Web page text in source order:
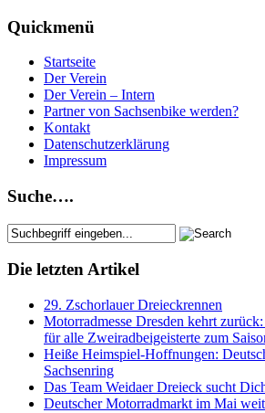
Quickmenü
Startseite
Der Verein
Der Verein – Intern
Partner von Sachsenbike werden?
Kontakt
Datenschutzerklärung
Impressum
Suche….
Die letzten Artikel
29. Zschorlauer Dreieckrennen
Motorradmesse Dresden kehrt
für alle Zweiradbeigeisterte zum
Heiße Heimspiel-Hoffnungen:
Sachsenring
Das Team Weidaer Dreieck sucht
Deutscher Motorradmarkt im Mai